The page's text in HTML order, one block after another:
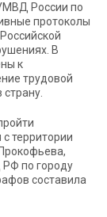
России по
протоколы
В
к
трудовой
территории
по городу
составила